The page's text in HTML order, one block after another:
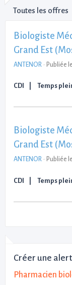
Toutes les offres
Biologiste
Grand Est
ANTENOR - Publiée
CDI Temps
Biologiste
Grand Est
ANTENOR - Publiée
CDI Temps
Créer une
Pharmacien